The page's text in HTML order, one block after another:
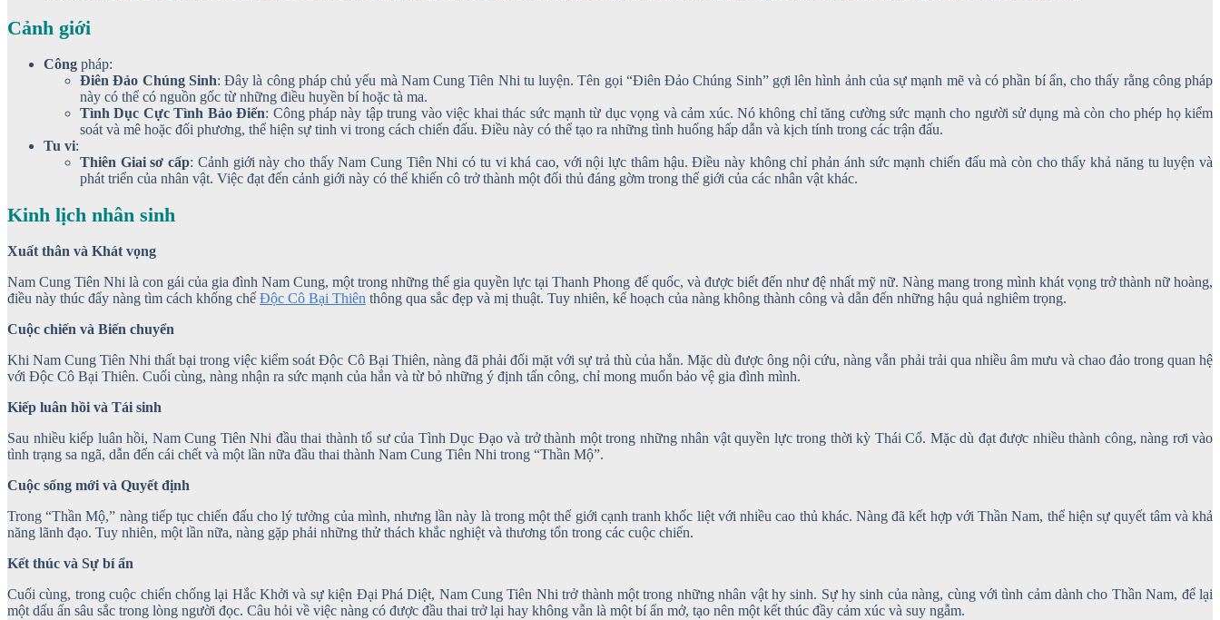
Cảnh giới
Công pháp:
Điên Đảo Chúng Sinh: Đây là công pháp chủ yếu mà Nam Cung Tiên Nhi tu luyện. Tên gọi “Điên Đảo Chúng Sinh” gợi lên hình ảnh của sự mạnh mẽ và có phần bí ẩn, cho thấy rằng công pháp
này có thể có nguồn gốc từ những điều huyền bí hoặc tà ma.
Tình Dục Cực Tình Bảo Điển: Công pháp này tập trung vào việc khai thác sức mạnh từ dục vọng và cảm xúc. Nó không chỉ tăng cường sức mạnh cho người sử dụng mà còn cho phép họ kiểm
soát và mê hoặc đối phương, thể hiện sự tinh vi trong cách chiến đấu. Điều này có thể tạo ra những tình huống hấp dẫn và kịch tính trong các trận đấu.
Tu vi:
Thiên Giai sơ cấp: Cảnh giới này cho thấy Nam Cung Tiên Nhi có tu vi khá cao, với nội lực thâm hậu. Điều này không chỉ phản ánh sức mạnh chiến đấu mà còn cho thấy khả năng tu luyện và
phát triển của nhân vật. Việc đạt đến cảnh giới này có thể khiến cô trở thành một đối thủ đáng gờm trong thế giới của các nhân vật khác.
Kinh lịch nhân sinh
Xuất thân và Khát vọng
Nam Cung Tiên Nhi là con gái của gia đình Nam Cung, một trong những thế gia quyền lực tại Thanh Phong đế quốc, và được biết đến như đệ nhất mỹ nữ. Nàng mang trong mình khát vọng trở thành nữ hoàng,
điều này thúc đẩy nàng tìm cách khống chế Độc Cô Bại Thiên thông qua sắc đẹp và mị thuật. Tuy nhiên, kế hoạch của nàng không thành công và dẫn đến những hậu quả nghiêm trọng.
Cuộc chiến và Biến chuyển
Khi Nam Cung Tiên Nhi thất bại trong việc kiểm soát Độc Cô Bại Thiên, nàng đã phải đối mặt với sự trả thù của hắn. Mặc dù được ông nội cứu, nàng vẫn phải trải qua nhiều âm mưu và chao đảo trong quan hệ
với Độc Cô Bại Thiên. Cuối cùng, nàng nhận ra sức mạnh của hắn và từ bỏ những ý định tấn công, chỉ mong muốn bảo vệ gia đình mình.
Kiếp luân hồi và Tái sinh
Sau nhiều kiếp luân hồi, Nam Cung Tiên Nhi đầu thai thành tổ sư của Tình Dục Đạo và trở thành một trong những nhân vật quyền lực trong thời kỳ Thái Cổ. Mặc dù đạt được nhiều thành công, nàng rơi vào
tình trạng sa ngã, dẫn đến cái chết và một lần nữa đầu thai thành Nam Cung Tiên Nhi trong “Thần Mộ”.
Cuộc sống mới và Quyết định
Trong “Thần Mộ,” nàng tiếp tục chiến đấu cho lý tưởng của mình, nhưng lần này là trong một thế giới cạnh tranh khốc liệt với nhiều cao thủ khác. Nàng đã kết hợp với Thần Nam, thể hiện sự quyết tâm và khả
năng lãnh đạo. Tuy nhiên, một lần nữa, nàng gặp phải những thử thách khắc nghiệt và thương tổn trong các cuộc chiến.
Kết thúc và Sự bí ẩn
Cuối cùng, trong cuộc chiến chống lại Hắc Khởi và sự kiện Đại Phá Diệt, Nam Cung Tiên Nhi trở thành một trong những nhân vật hy sinh. Sự hy sinh của nàng, cùng với tình cảm dành cho Thần Nam, để lại
một dấu ấn sâu sắc trong lòng người đọc. Câu hỏi về việc nàng có được đầu thai trở lại hay không vẫn là một bí ẩn mở, tạo nên một kết thúc đầy cảm xúc và suy ngẫm.